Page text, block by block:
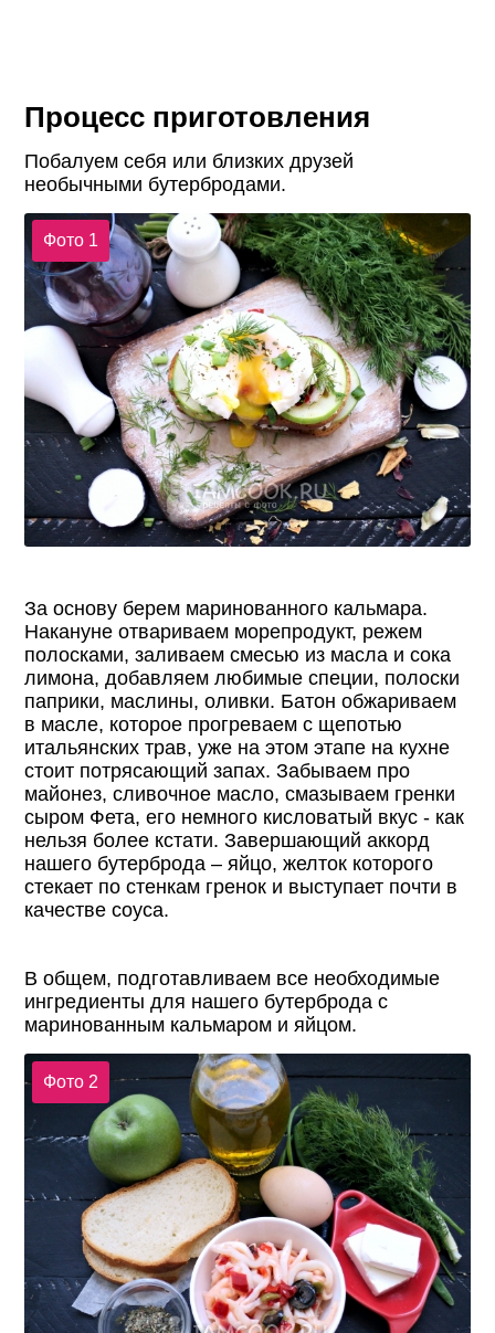
Процесс приготовления
Побалуем себя или близких друзей
необычными бутербродами.
Фото 1
За основу берем маринованного кальмара.
Накануне отвариваем морепродукт, режем
полосками, заливаем смесью из масла и сока
лимона, добавляем любимые специи, полоски
паприки, маслины, оливки. Батон обжариваем
в масле, которое прогреваем с щепотью
итальянских трав, уже на этом этапе на кухне
стоит потрясающий запах. Забываем про
майонез, сливочное масло, смазываем гренки
сыром Фета, его немного кисловатый вкус - как
нельзя более кстати. Завершающий аккорд
нашего бутерброда – яйцо, желток которого
стекает по стенкам гренок и выступает почти в
качестве соуса.
В общем, подготавливаем все необходимые
ингредиенты для нашего бутерброда с
маринованным кальмаром и яйцом.
Фото 2